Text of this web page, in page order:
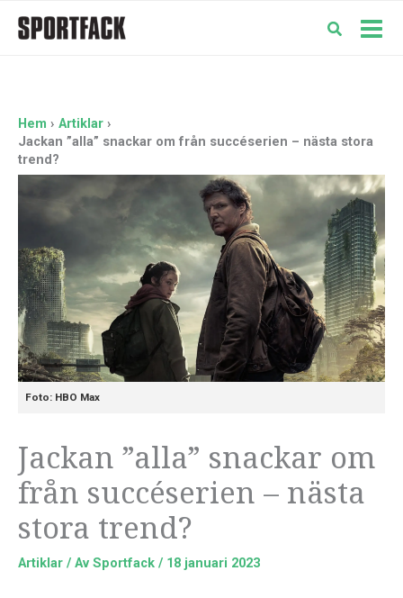
Hem
Artiklar
Jackan ”alla” snackar om från succéserien – nästa stora
trend?
Foto: HBO Max
Jackan ”alla” snackar om
från succéserien – nästa
stora trend?
Artiklar / Av Sportfack / 18 januari 2023